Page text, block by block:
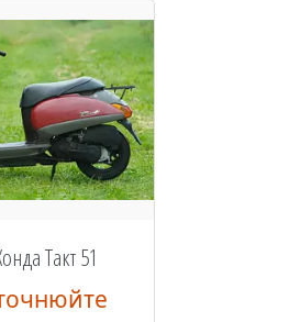
Такт 51